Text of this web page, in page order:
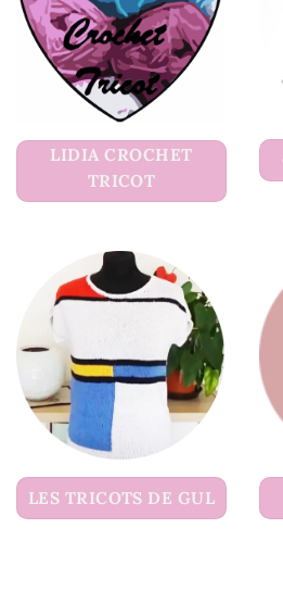
LIDIA CROCHET
TRICOT
LES TRICOTS DE GUL